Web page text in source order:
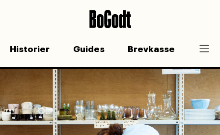
Historier Guides Brevkasse